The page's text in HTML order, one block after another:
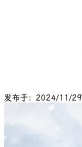
发布于：2024/11/29